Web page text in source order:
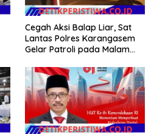
Cegah Aksi Balap Liar, Sat
Lantas Polres Karangasem
Gelar Patroli pada Malam